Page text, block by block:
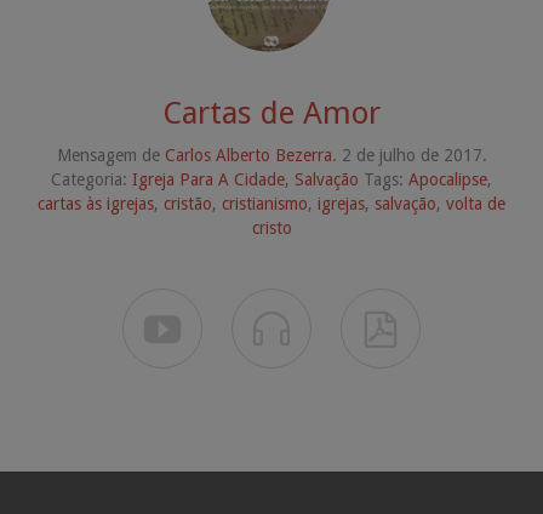
Cartas de Amor
Mensagem de Carlos Alberto Bezerra. 2 de julho de 2017.
Categoria: Igreja Para A Cidade, Salvação Tags: Apocalipse,
cartas às igrejas, cristão, cristianismo, igrejas, salvação, volta de
cristo